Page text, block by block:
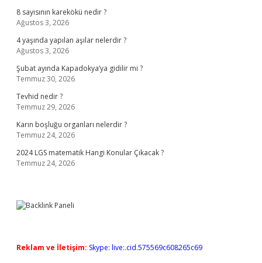
8 sayısının karekökü nedir ?
Ağustos 3, 2026
4 yaşında yapılan aşılar nelerdir ?
Ağustos 3, 2026
Şubat ayında Kapadokya’ya gidilir mi ?
Temmuz 30, 2026
Tevhid nedir ?
Temmuz 29, 2026
Karın boşluğu organları nelerdir ?
Temmuz 24, 2026
2024 LGS matematik Hangi Konular Çıkacak ?
Temmuz 24, 2026
Reklam ve İletişim: Skype: live:.cid.575569c608265c69